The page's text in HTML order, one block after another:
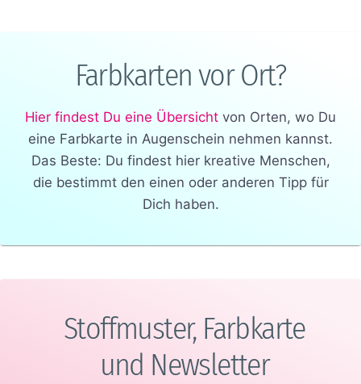
Farbkarten vor Ort?
Hier findest Du eine Übersicht von Orten, wo Du
eine Farbkarte in Augenschein nehmen kannst.
Das Beste: Du findest hier kreative Menschen,
die bestimmt den einen oder anderen Tipp für
Dich haben.
Stoffmuster, Farbkarte
und Newsletter